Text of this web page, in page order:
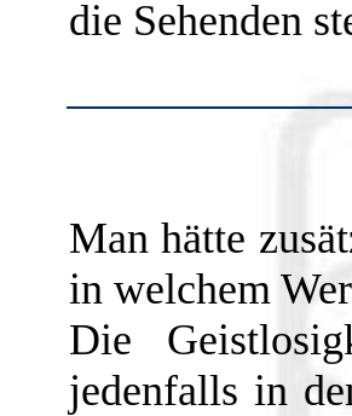
die Sehenden
Man hätte
in welchem
Die
jedenfalls in